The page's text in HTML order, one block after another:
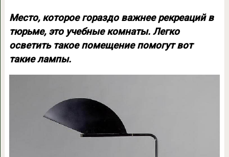
Место, которое гораздо важнее рекреаций в
тюрьме, это учебные комнаты. Легко
осветить такое помещение помогут вот
такие лампы.